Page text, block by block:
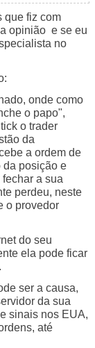
que fiz com
opinião e se eu
no
onde como
o papo",
o trader
da
a ordem de
da posição e
a sua
perdeu, neste
o provedor
do seu
ela pode ficar
ser a causa,
da sua
sinais nos EUA,
até